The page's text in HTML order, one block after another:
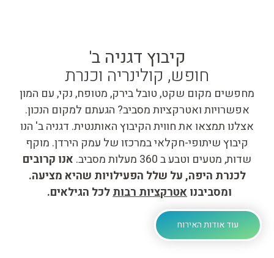
קיבוץ דגניה ב'
חופש, קולינריה וכנרת
מחפשים מקום שקט, טובל בירק, מטופח, נקי, עם המון
אפשרויות ואטרקציות מסביב? הגעתם למקום הנכון.
אצלנו תמצאו את חווית הקיבוץ האותנטית. דגניה ב' הנו
קיבוץ שיתופי-חקלאי במרכזו של עמק הירדן. מוקף
שדות, מטעים וטבע ב 360 מעלות מסביב.
אנו קרובים
לכנרת היפה, על שלל הפעילויות שהיא מציעה.
ומסביבנואטרקציות רבותלכל הגילאים.
עוד אודות האירוח